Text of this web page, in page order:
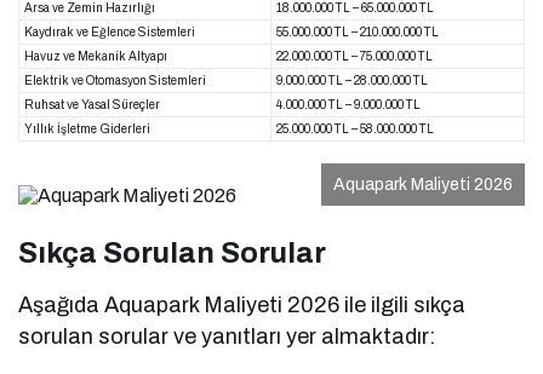
Arsa ve Zemin Hazırlığı
18.000.000 TL – 65.000.000 TL
Kaydırak ve Eğlence Sistemleri
55.000.000 TL – 210.000.000 TL
Havuz ve Mekanik Altyapı
22.000.000 TL – 75.000.000 TL
Elektrik ve Otomasyon Sistemleri
9.000.000 TL – 28.000.000 TL
Ruhsat ve Yasal Süreçler
4.000.000 TL – 9.000.000 TL
Yıllık İşletme Giderleri
25.000.000 TL – 58.000.000 TL
Aquapark Maliyeti 2026
Sıkça Sorulan Sorular
Aşağıda Aquapark Maliyeti 2026 ile ilgili sıkça
sorulan sorular ve yanıtları yer almaktadır: